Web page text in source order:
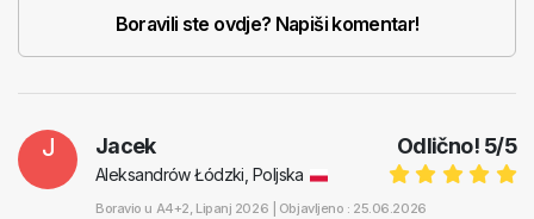
Boravili ste ovdje? Napiši komentar!
J Odlično! 5/5
Jacek
Aleksandrów Łódzki, Poljska
Boravio u A4+2, Lipanj 2026 | Objavljeno : 25.06.2026